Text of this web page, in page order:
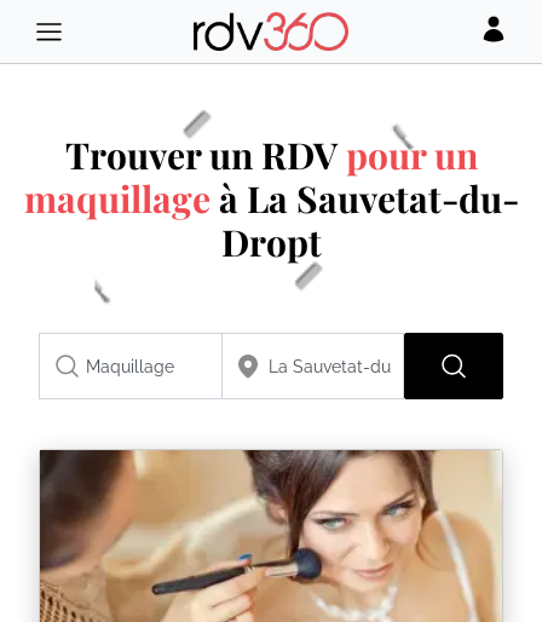
Trouver un RDVpour un
maquillage à La Sauvetat-du-
Dropt